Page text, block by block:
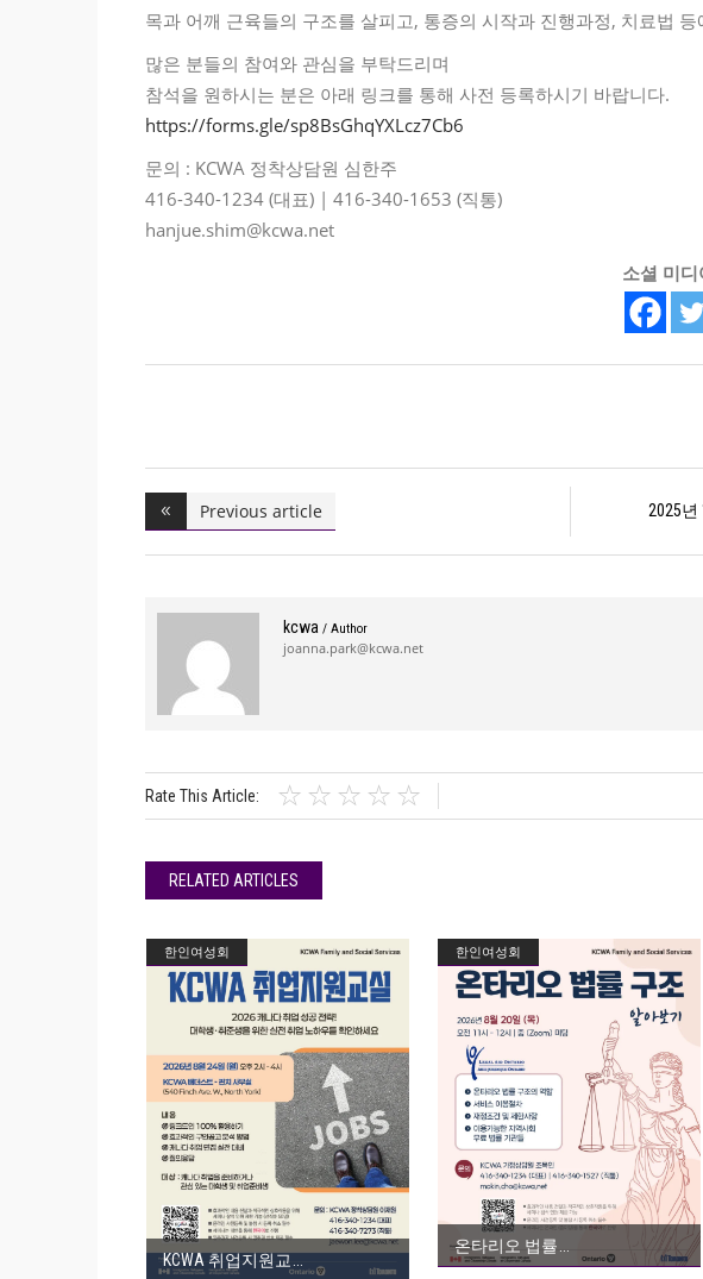
목과 어깨 근육들의 구조를 살피고, 통증의 시작과 진행과정, 치료법
많은 분들의 참여와 관심을 부탁드리며
참석을 원하시는 분은 아래 링크를 통해 사전 등록하시기 바랍니다.
https://forms.gle/sp8BsGhqYXLcz7Cb6
문의 : KCWA 정착상담원 심한주
416-340-1234 (대표) | 416-340-1653 (직통)
hanjue.shim@kcwa.net
소셜 미
Previous article 2025년
kcwa / Author
joanna.park@kcwa.net
Rate This Article:
RELATED ARTICLES
한인여성회
KCWA 취업지원교
한인여성회
온타리오 법률